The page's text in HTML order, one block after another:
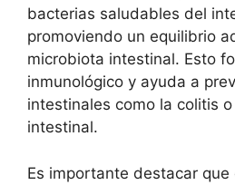
bacterias saludables del
promoviendo un equilibrio
microbiota intestinal. Esto
inmunológico y ayuda a
intestinales como la colitis
intestinal.
Es importante destacar